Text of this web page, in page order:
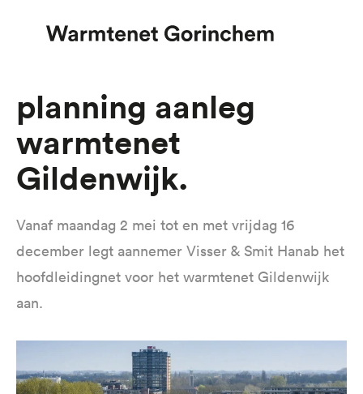
en
naar
de
inhoud
gaan
Planning aanleg
warmtenet
Gildenwijk
Vanaf maandag 2 mei tot en met vrijdag 16
december legt aannemer Visser & Smit Hanab het
hoofdleidingnet voor het warmtenet Gildenwijk
aan.